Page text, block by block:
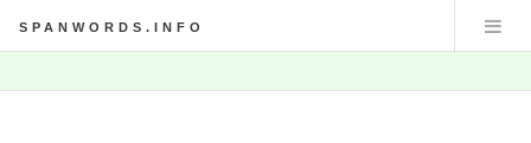
SPANWORDS.INFO